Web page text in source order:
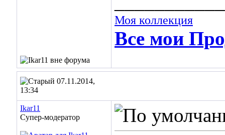
Моя коллекция
Все мои
07.11.2014,
13:34
Ikar11
Супер-модератор